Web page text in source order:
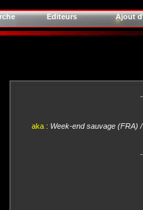
Editeurs Ajout
aka : Week-end sauvage (FRA)